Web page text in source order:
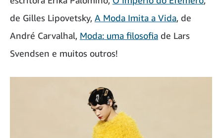
de Gilles Lipovetsky, A Moda Imita a Vida, de
André Carvalhal, Moda: uma filosofia de Lars
Svendsen e muitos outros!